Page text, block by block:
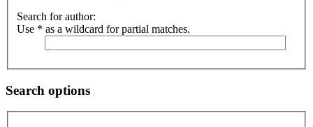
Search for author:
Use * as a wildcard for partial matches.
Search options